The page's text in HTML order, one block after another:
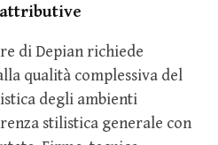
di Depian richiede
qualità complessiva del
degli ambienti
stilistica generale con